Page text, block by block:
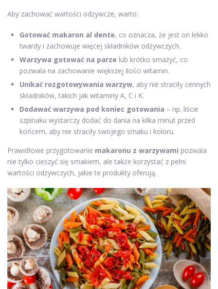
Aby zachować wartości odżywcze, warto:
Gotować makaron al dente, co oznacza, że jest on lekko
twardy i zachowuje więcej składników odżywczych.
Warzywa gotować na parze lub krótko smażyć, co
pozwala na zachowanie większej ilości witamin.
Unikać rozgotowywania warzyw, aby nie straciły cennych
składników, takich jak witaminy A, C i K.
Dodawać warzywa pod koniec gotowania – np. liście
szpinaku wystarczy dodać do dania na kilka minut przed
końcem, aby nie straciły swojego smaku i koloru.
Prawidłowe przygotowanie makaronu z warzywami pozwala
nie tylko cieszyć się smakiem, ale także korzystać z pełni
wartości odżywczych, jakie te produkty oferują.